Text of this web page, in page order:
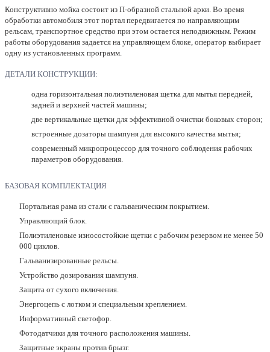
Конструктивно мойка состоит из П-образной стальной арки. Во время
обработки автомобиля этот портал передвигается по направляющим
рельсам, транспортное средство при этом остается неподвижным. Режим
работы оборудования задается на управляющем блоке, оператор выбирает
одну из установленных программ.
ДЕТАЛИ КОНСТРУКЦИИ:
одна горизонтальная полиэтиленовая щетка для мытья передней,
задней и верхней частей машины;
две вертикальные щетки для эффективной очистки боковых сторон;
встроенные дозаторы шампуня для высокого качества мытья;
современный микропроцессор для точного соблюдения рабочих
параметров оборудования.
БАЗОВАЯ КОМПЛЕКТАЦИЯ
Портальная рама из стали с гальваническим покрытием.
Управляющий блок.
Полиэтиленовые износостойкие щетки с рабочим резервом не менее 50
000 циклов.
Гальванизированные рельсы.
Устройство дозирования шампуня.
Защита от сухого включения.
Энергоцепь с лотком и специальным креплением.
Информативный светофор.
Фотодатчики для точного расположения машины.
Защитные экраны против брызг.